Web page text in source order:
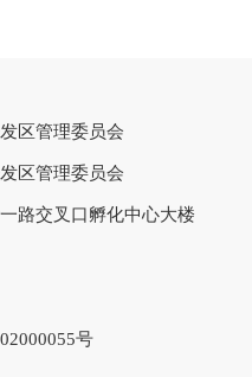
区管理委员会
区管理委员会
路交叉口孵化中心大楼
号